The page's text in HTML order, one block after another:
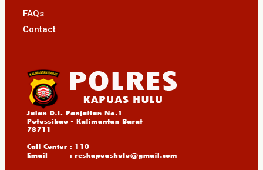
FAQs
Contact